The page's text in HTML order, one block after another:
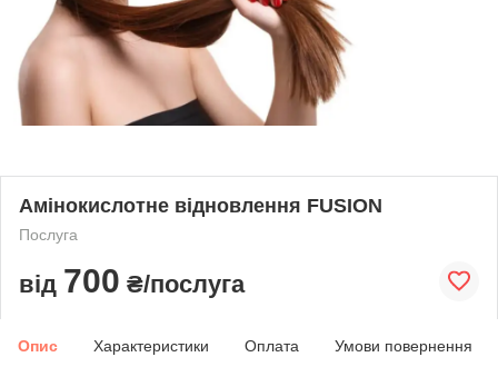
Амінокислотне відновлення FUSION
Послуга
від 700 ₴/послуга
Опис Характеристики Оплата Умови повернення